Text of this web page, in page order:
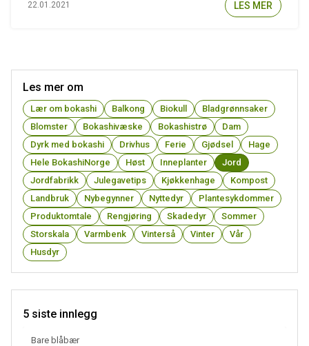
22.01.2021 LES MER
Les mer om
Lær om bokashi Balkong Biokull
Bladgrønnsaker
Blomster
Bokashivæske Bokashistrø
Dam
Dyrk med bokashi
Drivhus Ferie Gjødsel
Hage
Hele BokashiNorge
Høst Inneplanter
Jord
Jordfabrikk
Julegavetips Kjøkkenhage
Kompost
Landbruk
Nybegynner Nyttedyr
Plantesykdommer
Produktomtale
Rengjøring Skadedyr
Sommer
Storskala
Varmbenk Vinterså Vinter
Vår
Husdyr
5 siste innlegg
Bare blåbær